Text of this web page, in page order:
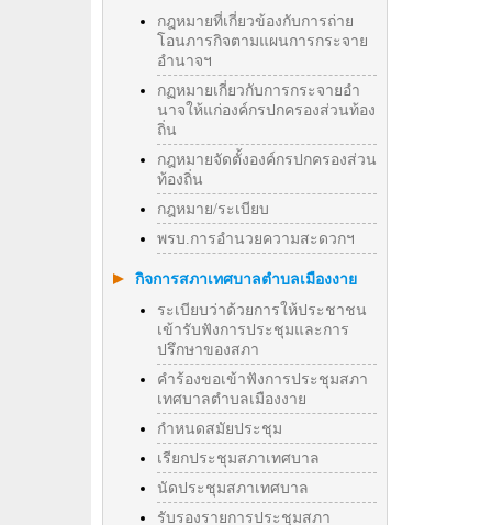
กฎหมายที่เกี่ยวข้องกับการถ่าย
โอนภารกิจตามแผนการกระจาย
อำนาจฯ
กฏหมายเกี่ยวกับการกระจายอำ
นาจให้แก่องค์กรปกครองส่วนท้อง
ถิ่น
กฎหมายจัดตั้งองค์กรปกครองส่วน
ท้องถิ่น
กฎหมาย/ระเบียบ
พรบ.การอำนวยความสะดวกฯ
กิจการสภาเทศบาลตำบลเมืองงาย
ระเบียบว่าด้วยการให้ประชาชน
เข้ารับฟังการประชุมและการ
ปรึกษาของสภา
คำร้องขอเข้าฟังการประชุมสภา
เทศบาลตำบลเมืองงาย
กำหนดสมัยประชุม
เรียกประชุมสภาเทศบาล
นัดประชุมสภาเทศบาล
รับรองรายการประชุมสภา